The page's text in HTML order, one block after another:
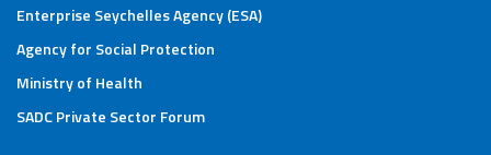
Enterprise Seychelles Agency (ESA)
Agency for Social Protection
Ministry of Health
SADC Private Sector Forum